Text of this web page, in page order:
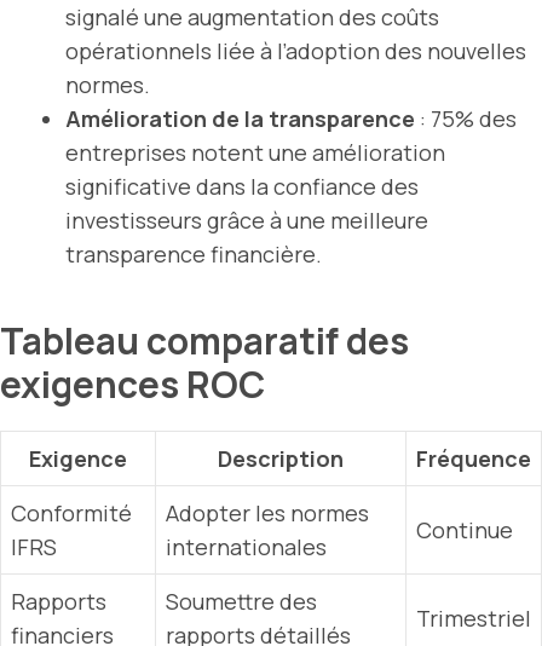
signalé une augmentation des coûts
opérationnels liée à l’adoption des nouvelles
normes.
Amélioration de la transparence : 75% des
entreprises notent une amélioration
significative dans la confiance des
investisseurs grâce à une meilleure
transparence financière.
Tableau comparatif des
exigences ROC
Exigence Description
Fréquence
Conformité
IFRS
Adopter les normes
internationales
Continue
Rapports
financiers
Soumettre des
rapports détaillés
Trimestriel